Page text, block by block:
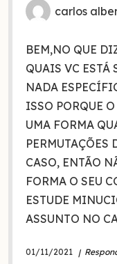
carlos
BEM,NO QUE
QUAIS VC ESTÁ
NADA
ISSO PORQUE
UMA FORMA
PERMUTAÇÕES
CASO, ENTÃO
FORMA O SEU
ESTUDE
ASSUNTO NO
01/11/2021